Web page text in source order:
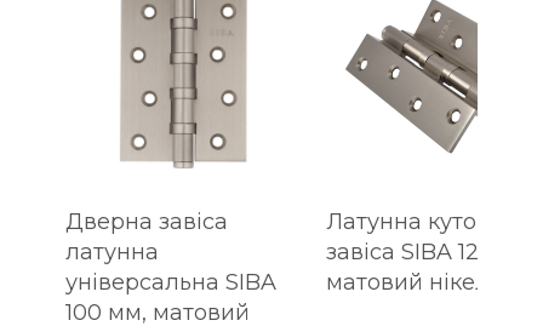
Дверна завіса
латунна
універсальна SIBA
100 мм, матовий
Латунна кутова
завіса SIBA 125 мм,
матовий нікель